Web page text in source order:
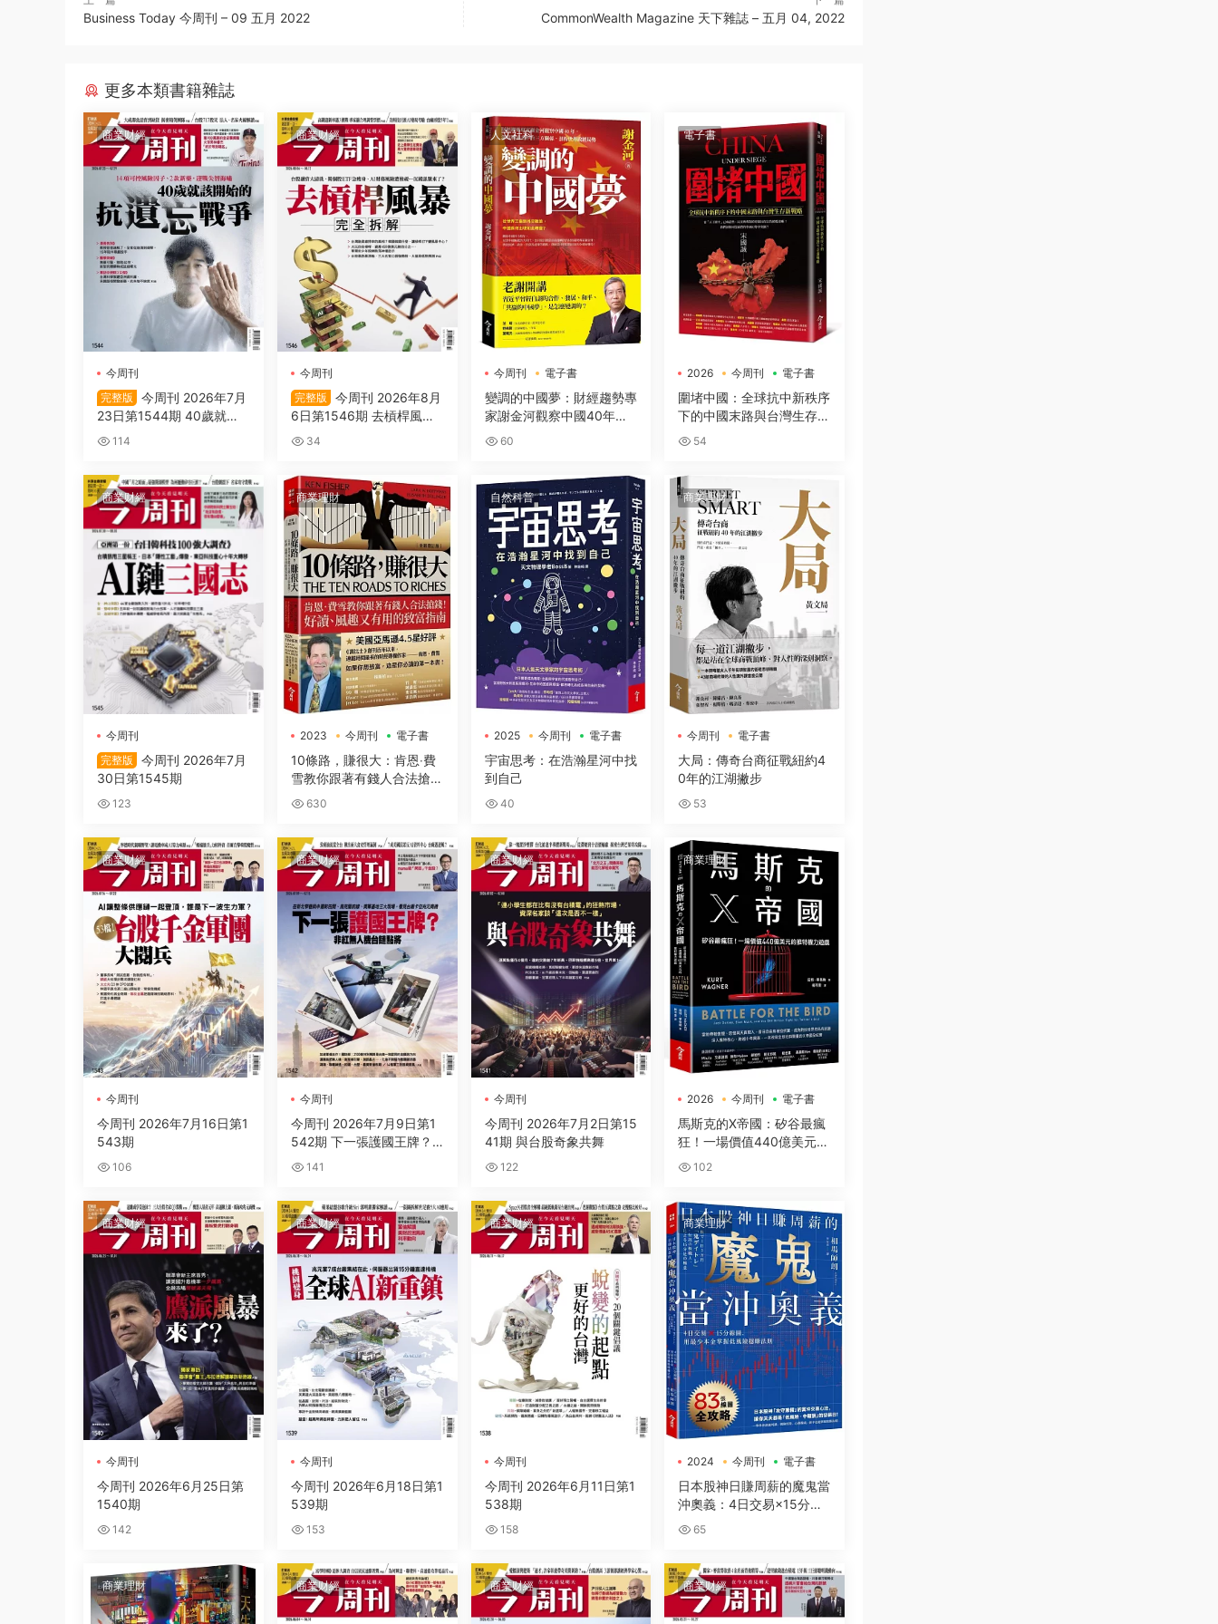
Business Today 今周刊 – 09 五月 2022 CommonWealth Magazine 天下雜誌 – 五月 04, 2022
更多本類書籍雜誌
商業财經
今周刊
完整版
今周刊 2026年7月
23日第1544期 40歲就該
開始的 抗遺忘戰爭
114
商業财經
今周刊
完整版
今周刊 2026年8月
6日第1546期 去槓桿風暴
完全拆解
34
人文社科
今周刊 電子書
變調的中國夢：財經趨勢專
家謝金河觀察中國40年，
深度解讀美中台三方關係，
60
電子書
2026 今周刊 電子書
圍堵中國：全球抗中新秩序
下的中國末路與台灣生存新
戰略
54
商業财經
今周刊
完整版
今周刊 2026年7月
30日第1545期
123
商業理財
2023 今周刊 電子書
10條路，賺很大：肯恩‧費
雪教你跟著有錢人合法搶
錢！好讀、風趣又有用的緻
630
自然科普
2025 今周刊 電子書
宇宙思考：在浩瀚星河中找
到自己
40
商業理財
今周刊 電子書
大局：傳奇台商征戰紐約4
0年的江湖撇步
53
商業财經
今周刊
今周刊 2026年7月16日第1
543期
106
商業财經
今周刊
今周刊 2026年7月9日第1
542期 下一張護國王牌？
非紅無人機台鏈點將
141
商業财經
今周刊
今周刊 2026年7月2日第15
41期 與台股奇象共舞
122
商業理財
2026 今周刊 電子書
馬斯克的X帝國：矽谷最瘋
狂！一場價值440億美元的
推特權力遊戲
102
商業财經
今周刊
今周刊 2026年6月25日第
1540期
142
商業财經
今周刊
今周刊 2026年6月18日第1
539期
153
商業财經
今周刊
今周刊 2026年6月11日第1
538期
158
商業理財
2024 今周刊 電子書
日本股神日賺周薪的魔鬼當
沖奧義：4日交易×15分線
圖，用最少本金掌握低風險
65
商業理財 商業财經 商業财經 商業财經